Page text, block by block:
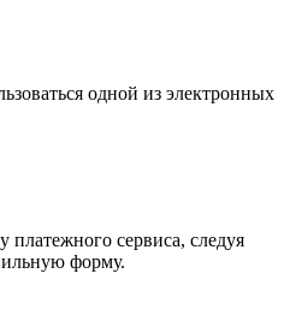
одной из электронных
платежного сервиса, следуя
форму.